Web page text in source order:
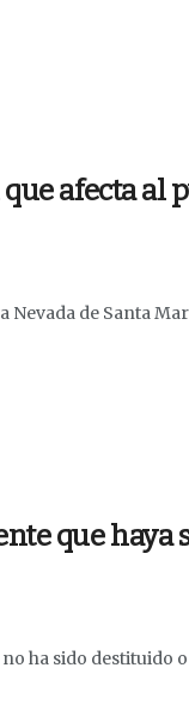
afecta al
Nevada de Santa
que haya
ha sido destituido